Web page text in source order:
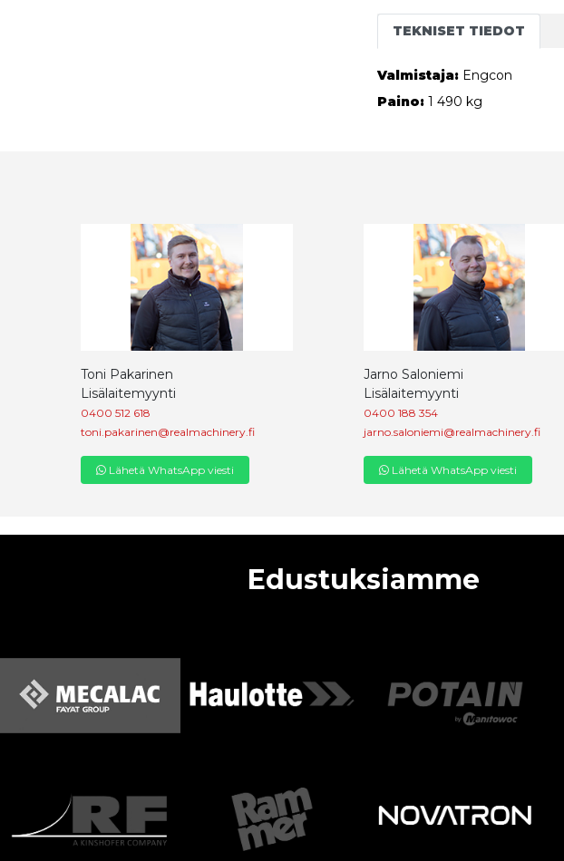
TEKNISET TIEDOT
Valmistaja: Engcon
Paino: 1 490 kg
Toni Pakarinen
Lisälaitemyynti
0400 512 618
toni.pakarinen@realmachinery.fi
Lähetä WhatsApp viesti
Jarno Saloniemi
Lisälaitemyynti
0400 188 354
jarno.saloniemi@realmachinery.fi
Lähetä WhatsApp viesti
Edustuksiamme